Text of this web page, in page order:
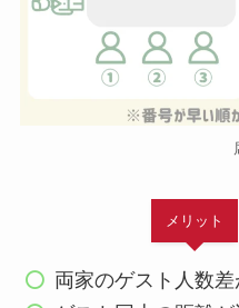
メリット
両家のゲスト人数